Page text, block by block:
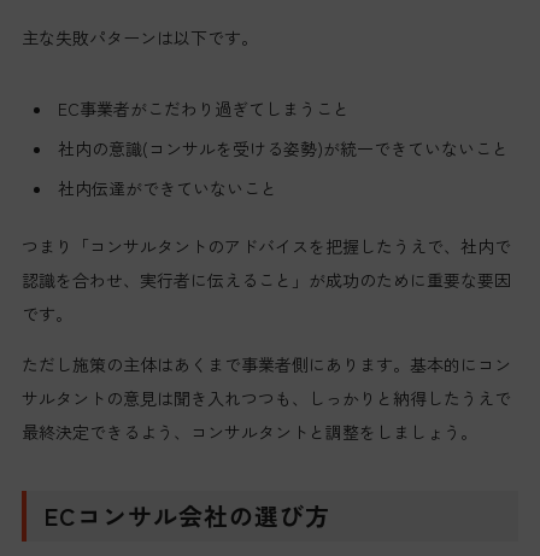
主な失敗パターンは以下です。
EC事業者がこだわり過ぎてしまうこと
社内の意識(コンサルを受ける姿勢)が統一できていないこと
社内伝達ができていないこと
つまり「コンサルタントのアドバイスを把握したうえで、社内で
認識を合わせ、実行者に伝えること」が成功のために重要な要因
です。
ただし施策の主体はあくまで事業者側にあります。基本的にコン
サルタントの意見は聞き入れつつも、しっかりと納得したうえで
最終決定できるよう、コンサルタントと調整をしましょう。
ECコンサル会社の選び方